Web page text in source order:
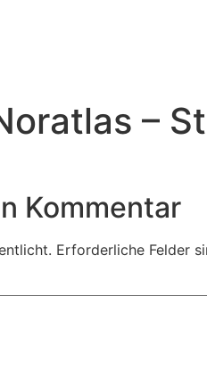
–
Kommentar
Erforderliche Felder